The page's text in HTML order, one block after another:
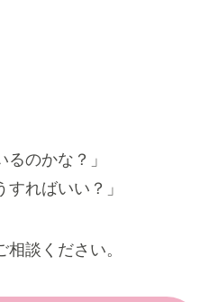
るのかな？」
すればいい？」
談ください。